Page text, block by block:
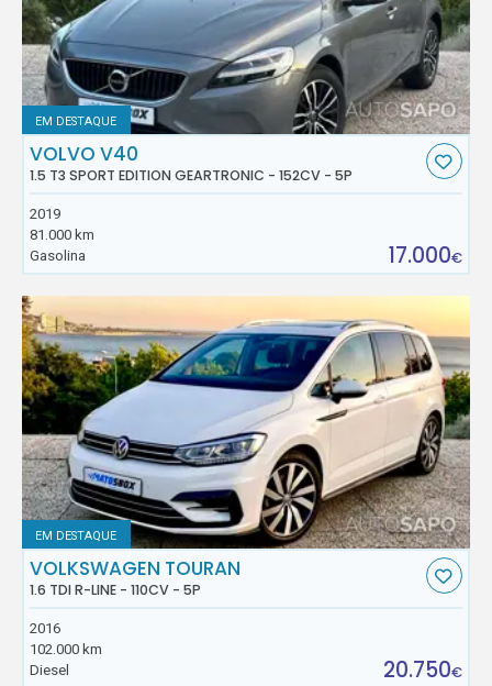
EM DESTAQUE
VOLVO V40
1.5 T3 SPORT EDITION GEARTRONIC - 152CV - 5P
2019
81.000 km
Gasolina
17.000€
EM DESTAQUE
VOLKSWAGEN TOURAN
1.6 TDI R-LINE - 110CV - 5P
2016
102.000 km
Diesel
20.750€